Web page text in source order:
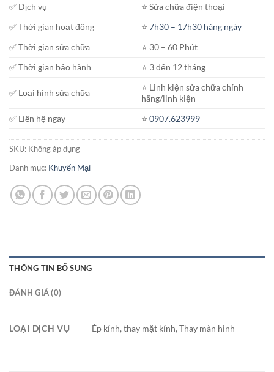
từ
750.000₫
đến
1.500.000₫
✅ Dịch vụ
⭐️ Sửa chữa điện thoại
✅ Thời gian hoạt động
⭐️7h30 – 17h30 hàng ngày
✅ Thời gian sửa chữa
⭐️ 30 – 60 Phút
✅ Thời gian bảo hành
⭐️ 3 đến 12 tháng
✅ Loại hình sửa chữa
⭐️ Linh kiện sửa chữa chính
hãng/linh kiện
✅ Liên hệ ngay
⭐️0907.623999
SKU: Không áp dụng
Danh mục: Khuyến Mại
THÔNG TIN BỔ SUNG
ĐÁNH GIÁ (0)
LOẠI DỊCH VỤ Ép kính, thay mặt kính, Thay màn hình